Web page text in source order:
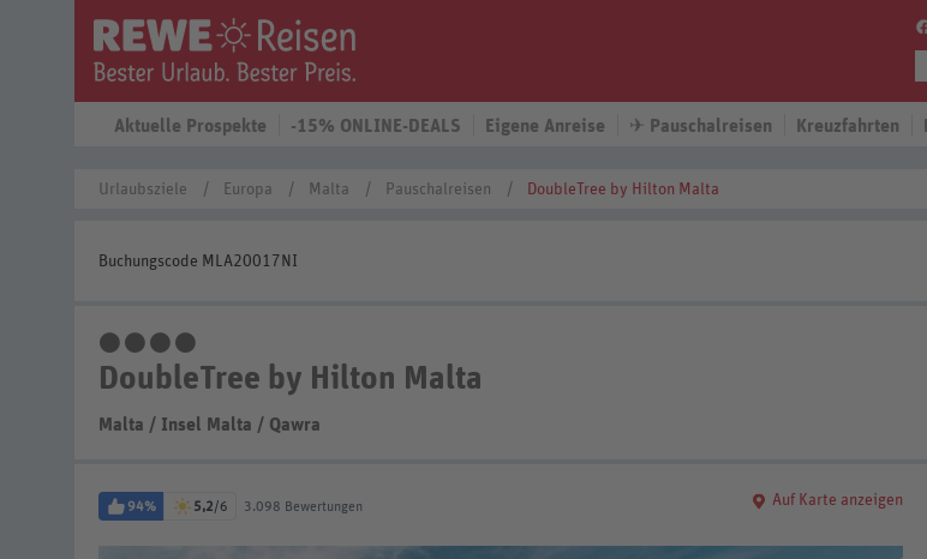
Aktuelle Prospekte -15% ONLINE-DEALS Eigene Anreise ✈ Pauschalreisen Kreuzfahrten
Urlaubsziele Europa Malta Pauschalreisen DoubleTree by Hilton Malta
Buchungscode MLA20017NI
DoubleTree by Hilton Malta
Malta / Insel Malta / Qawra
94% 5,2/6 3.098 Bewertungen Auf Karte anzeigen